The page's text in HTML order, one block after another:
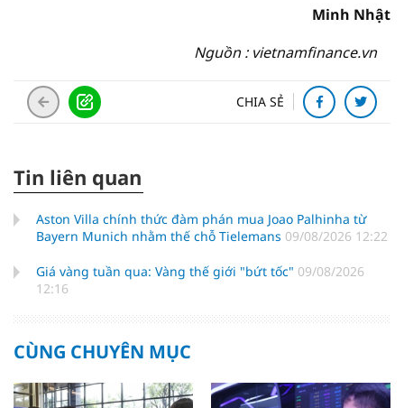
Minh Nhật
Nguồn : vietnamfinance.vn
CHIA SẺ
Tin liên quan
Aston Villa chính thức đàm phán mua Joao Palhinha từ
Bayern Munich nhằm thế chỗ Tielemans 09/08/2026 12:22
Giá vàng tuần qua: Vàng thế giới "bứt tốc" 09/08/2026
12:16
CÙNG CHUYÊN MỤC